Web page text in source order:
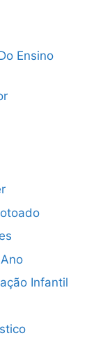
Ensino
Infantil